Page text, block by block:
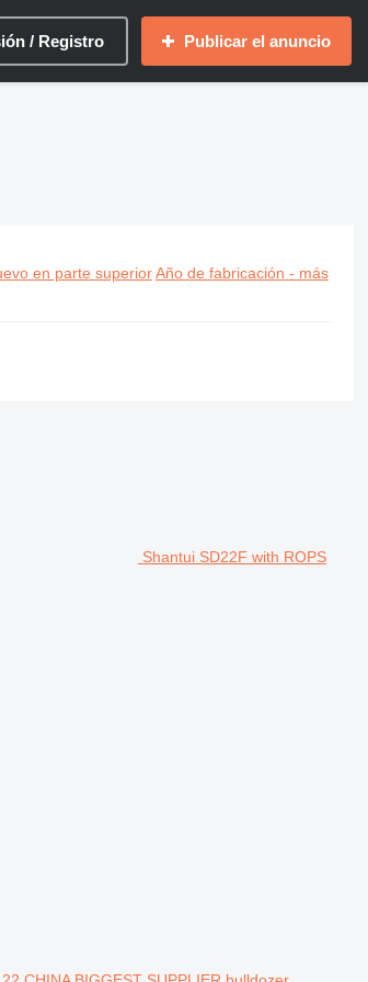
/ Registro Publicar el anuncio
en parte superior Año de fabricación - más
Shantui SD22F with ROPS